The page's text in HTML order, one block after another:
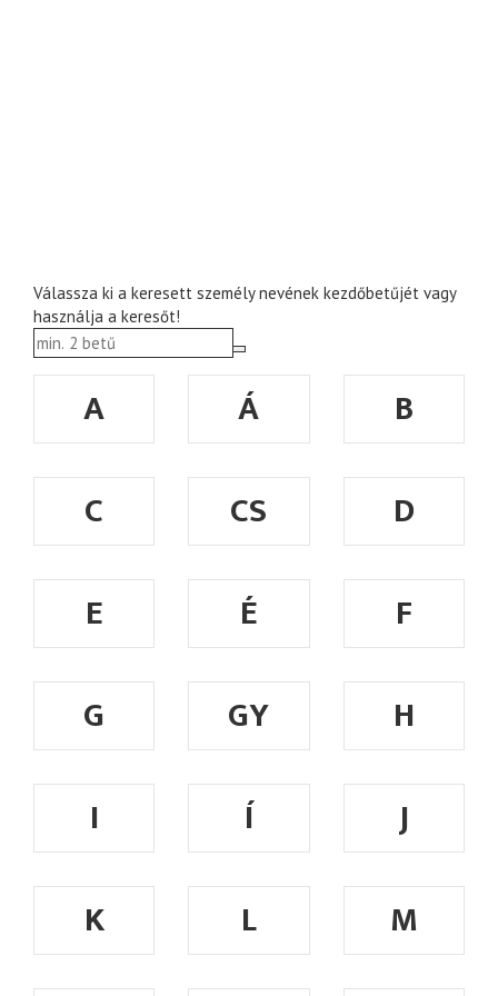
Válassza ki a keresett személy nevének kezdőbetűjét vagy
használja a keresőt!
A Á
B
C
CS
D
E
É
F
G
GY
H
I
Í
J
K
L
M